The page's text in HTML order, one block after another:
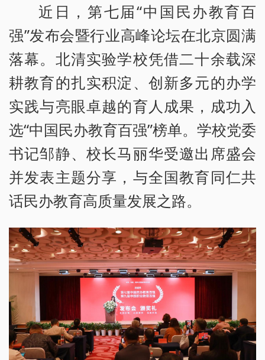
近日，第七届“中国民办教育百
强”发布会暨行业高峰论坛在北京圆满
落幕。北清实验学校凭借二十余载深
耕教育的扎实积淀、创新多元的办学
实践与亮眼卓越的育人成果，成功入
选“中国民办教育百强”榜单。学校党委
书记邹静、校长马丽华受邀出席盛会
并发表主题分享，与全国教育同仁共
话民办教育高质量发展之路。